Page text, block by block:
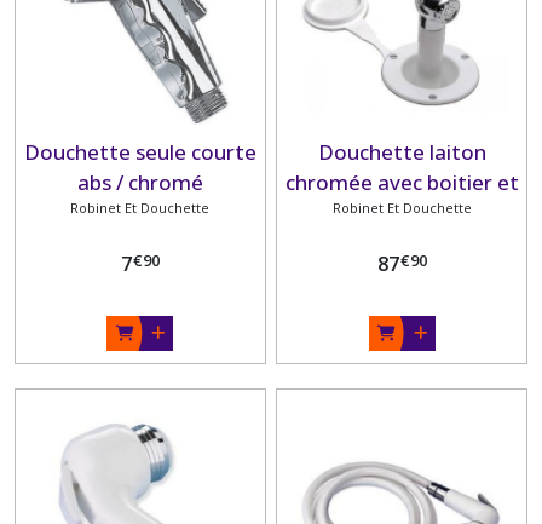
Douchette seule courte
abs / chromé
Robinet Et Douchette
7€90
Douchette laiton
chromée avec boitier et
tuyau 3m
Robinet Et Douchette
87€90